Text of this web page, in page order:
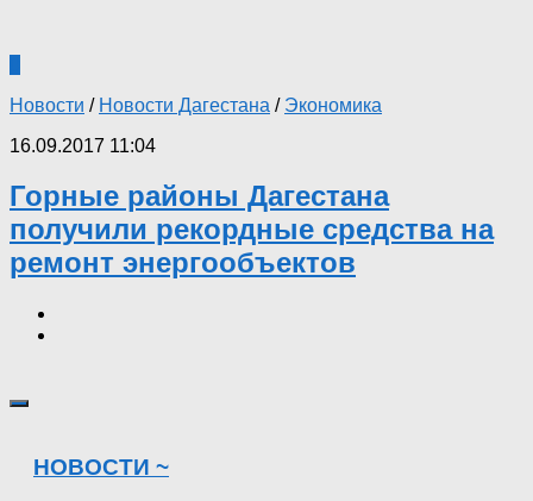
Новости / Новости Дагестана / Экономика
16.09.2017 11:04
Горные районы Дагестана
получили рекордные средства на
ремонт энергообъектов
НОВОСТИ ~